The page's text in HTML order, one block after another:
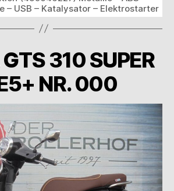
– USB – Katalysator – Elektrostarter
310 SUPER
NR. 000